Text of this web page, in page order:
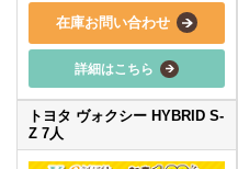
在庫お問い合わせ
詳細はこちら
トヨタ ヴォクシー HYBRID S-
Z 7人